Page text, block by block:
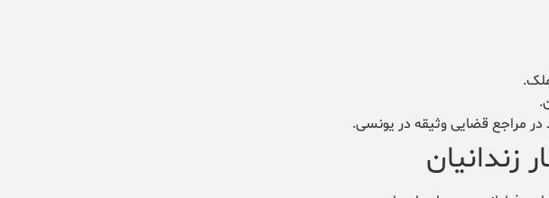
مراجع قضایی وثیقه در یونسی.
زندانیان